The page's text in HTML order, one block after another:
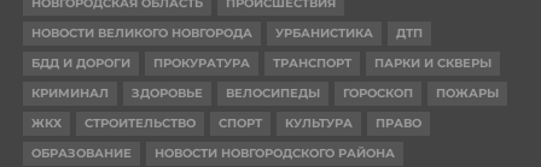
НОВГОРОДСКАЯ ОБЛАСТЬ
ПРОИСШЕСТВИЯ
НОВОСТИ ВЕЛИКОГО НОВГОРОДА
УРБАНИСТИКА
ДТП
БДД И ДОРОГИ
ПРОКУРАТУРА ТРАНСПОРТ
ПАРКИ И СКВЕРЫ
КРИМИНАЛ
ЗДОРОВЬЕ ВЕЛОСИПЕДЫ ГОРОСКОП
ПОЖАРЫ
ЖКХ
СТРОИТЕЛЬСТВО СПОРТ КУЛЬТУРА
ПРАВО
ОБРАЗОВАНИЕ
НОВОСТИ НОВГОРОДСКОГО РАЙОНА